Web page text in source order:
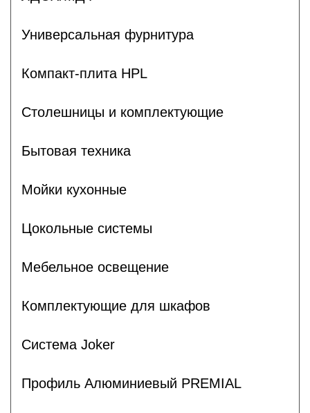
Универсальная фурнитура
Компакт-плита HPL
Столешницы и комплектующие
Бытовая техника
Мойки кухонные
Цокольные системы
Мебельное освещение
Комплектующие для шкафов
Система Joker
Профиль Алюминиевый PREMIAL